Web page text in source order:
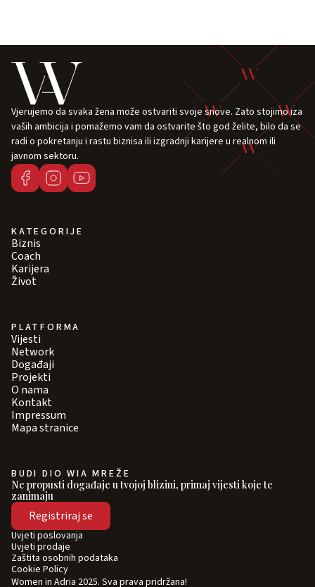
Vjerujemo da svaka žena može ostvariti svoje snove. Zato stojimo iza
vaših ambicija i pomažemo vam da ostvarite što god želite, bilo da se
radi o pokretanju i rastu biznisa ili izgradnji karijere u realnom ili
javnom sektoru.
KATEGORIJE
Biznis
Coach
Karijera
Život
PLATFORMA
Vijesti
Network
Događaji
Projekti
O nama
Kontakt
Impressum
Mapa stranice
BUDI DIO WIA MREŽE
Ne propusti događaje u tvojoj blizini, primaj vijesti koje te
zanimaju
Registriraj se
Women in Adria 2025. Sva prava pridržana!
Uvjeti poslovanja
Uvjeti prodaje
Zaštita osobnih podataka
Cookie Policy